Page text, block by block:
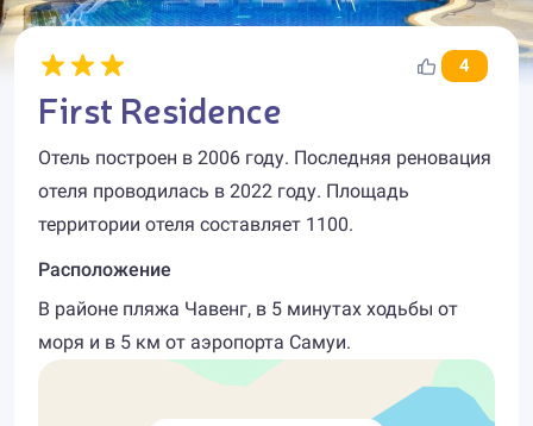
4
First Residence
Отель построен в 2006 году. Последняя реновация
отеля проводилась в 2022 году. Площадь
территории отеля составляет 1100.
Расположение
В районе пляжа Чавенг, в 5 минутах ходьбы от
моря и в 5 км от аэропорта Самуи.